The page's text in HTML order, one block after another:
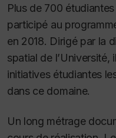
Plus de 700
participé au
en 2018. Dirigé par la
spatial de l’Université,
initiatives étudiantes
dans ce domaine.
Un long métrage